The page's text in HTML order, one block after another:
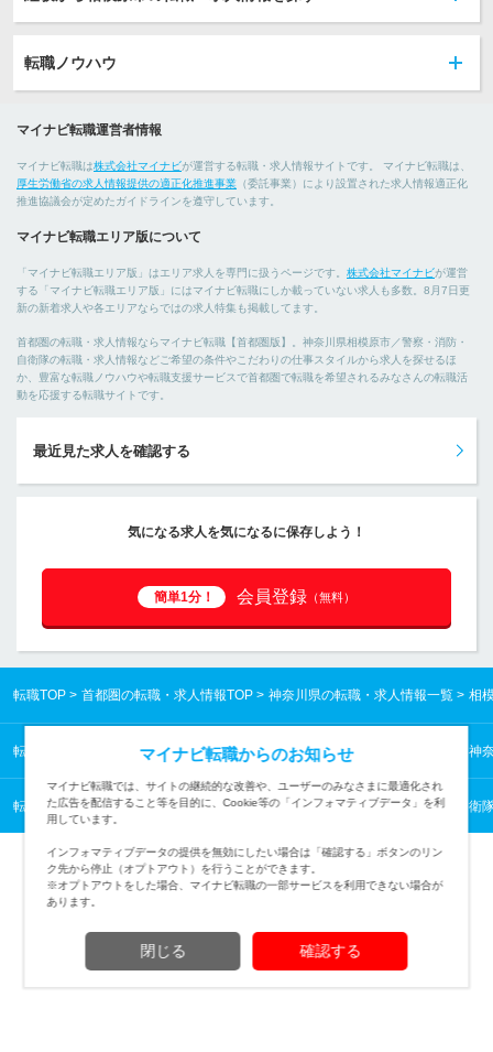
転職ノウハウ
マイナビ転職運営者情報
マイナビ転職は株式会社マイナビが運営する転職・求人情報サイトです。 マイナビ転職は、
厚生労働省の求人情報提供の適正化推進事業 （委託事業）により設置された求人情報適正化
推進協議会が定めたガイドラインを遵守しています。
マイナビ転職エリア版について
「マイナビ転職エリア版」はエリア求人を専門に扱うページです。 株式会社マイナビが運営
する「マイナビ転職エリア版」にはマイナビ転職にしか載っていない求人も多数。8月7日更
新の新着求人や各エリアならではの求人特集も掲載してます。
首都圏の転職・求人情報ならマイナビ転職【首都圏版】。神奈川県相模原市／警察・消防・
自衛隊の転職・求人情報などご希望の条件やこだわりの仕事スタイルから求人を探せるほ
か、豊富な転職ノウハウや転職支援サービスで首都圏で転職を希望されるみなさんの転職活
動を応援する転職サイトです。
最近見た求人を確認する
気になる求人を気になるに保存しよう！
簡単1分！ 会員登録 （無料）
転職TOP 首都圏の転職・求人情報TOP 神奈川県の転職・求人情報一覧 相
転職TOP 首都圏の転職・求人情報TOP 神奈川県の転職・求人情報一覧 神
転職TOP 業種から探す 公的機関の転職・求人情報一覧 警察・消防・自衛
(c) Mynavi Corporation
マイナビ転職からのお知らせ
マイナビ転職では、サイトの継続的な改善や、ユーザーのみなさまに最適化され
た広告を配信すること等を目的に、Cookie等の「インフォマティブデータ」を利
用しています。
インフォマティブデータの提供を無効にしたい場合は「確認する」ボタンのリン
ク先から停止（オプトアウト）を行うことができます。
※オプトアウトをした場合、マイナビ転職の一部サービスを利用できない場合が
あります。
閉じる 確認する